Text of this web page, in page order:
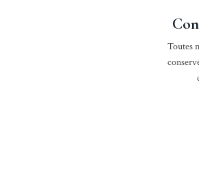
Toutes